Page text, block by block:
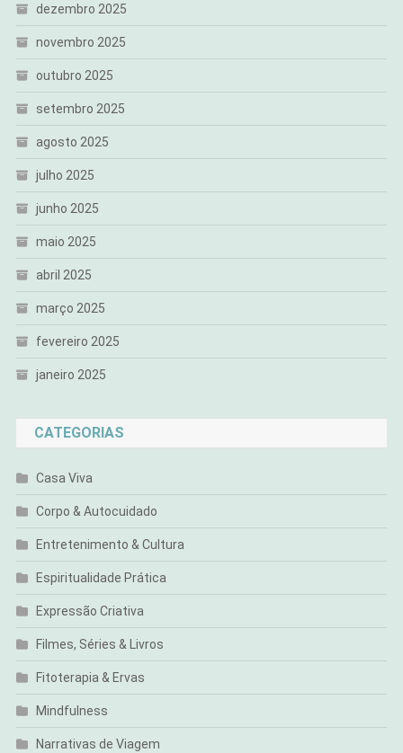
dezembro 2025
novembro 2025
outubro 2025
setembro 2025
agosto 2025
julho 2025
junho 2025
maio 2025
abril 2025
março 2025
fevereiro 2025
janeiro 2025
CATEGORIAS
Casa Viva
Corpo & Autocuidado
Entretenimento & Cultura
Espiritualidade Prática
Expressão Criativa
Filmes, Séries & Livros
Fitoterapia & Ervas
Mindfulness
Narrativas de Viagem